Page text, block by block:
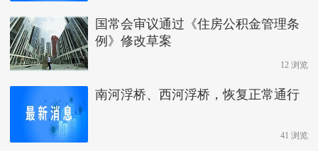
国常会审议通过《住房公积金管理条
例》修改草案
12 浏览
南河浮桥、西河浮桥，恢复正常通行
41 浏览